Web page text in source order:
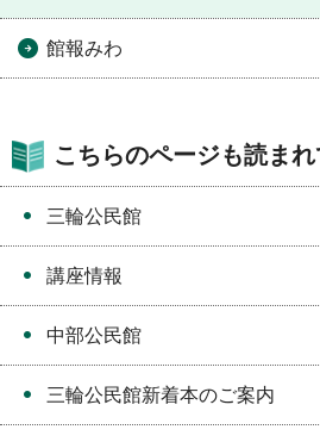
館報みわ
こちらのページも読ま
三輪公民館
講座情報
中部公民館
三輪公民館新着本のご案内